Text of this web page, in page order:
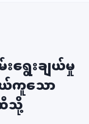
ရွေးချယ်မှု
ကူသော
သို့